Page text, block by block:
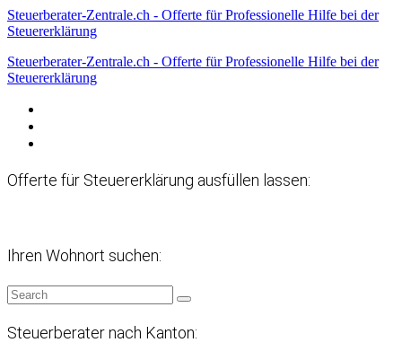
Steuerberater-Zentrale.ch - Offerte für Professionelle Hilfe bei der
Steuererklärung
Steuerberater-Zentrale.ch - Offerte für Professionelle Hilfe bei der
Steuererklärung
Offerte für Steuererklärung ausfüllen lassen:
Ihren Wohnort suchen:
Steuerberater nach Kanton: